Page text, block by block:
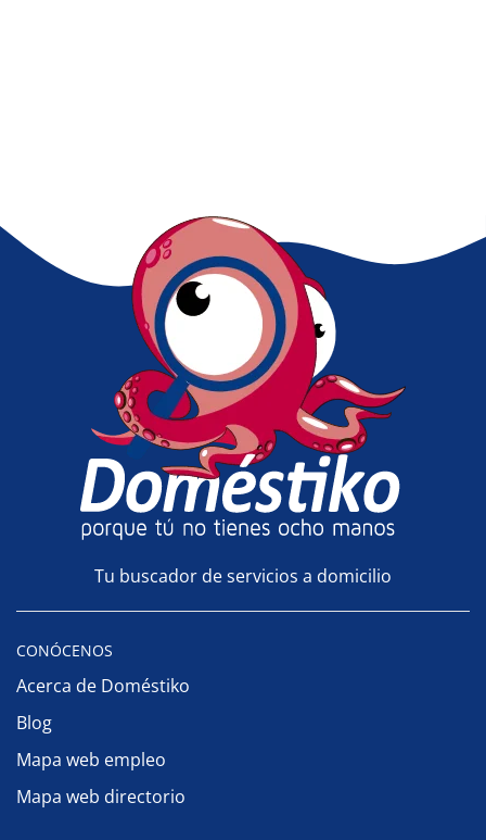
Tu buscador de servicios a domicilio
CONÓCENOS
Acerca de Doméstiko
Blog
Mapa web empleo
Mapa web directorio